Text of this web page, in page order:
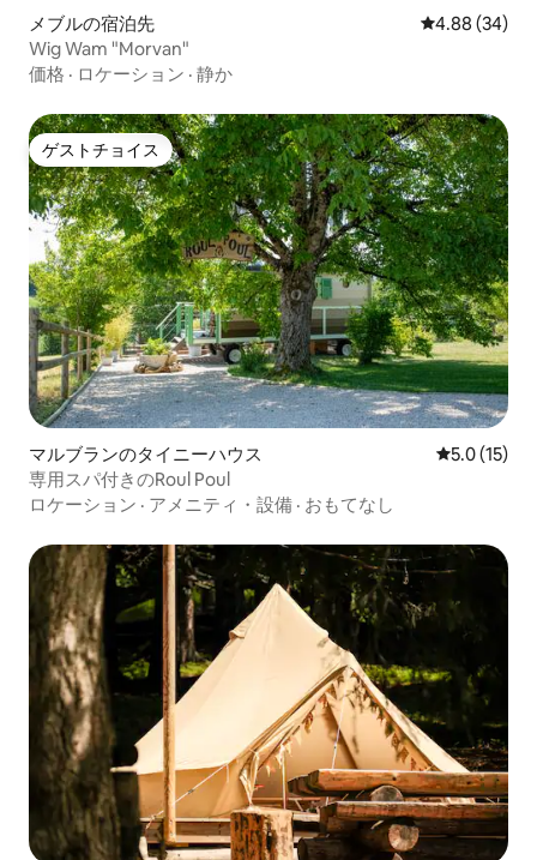
メブルの宿泊先 レビュー34
4.88 (34)
Wig Wam "Morvan"
価格 · ロケーション · 静か
ゲストチョイス
ゲストチョイス
マルブランのタイニーハウス レビュー15
5.0 (15)
専用スパ付きのRoul Poul
ロケーション · アメニティ・設備 · おもてなし